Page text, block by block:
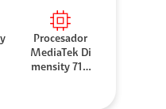
Procesador
MediaTek Di
mensity 710